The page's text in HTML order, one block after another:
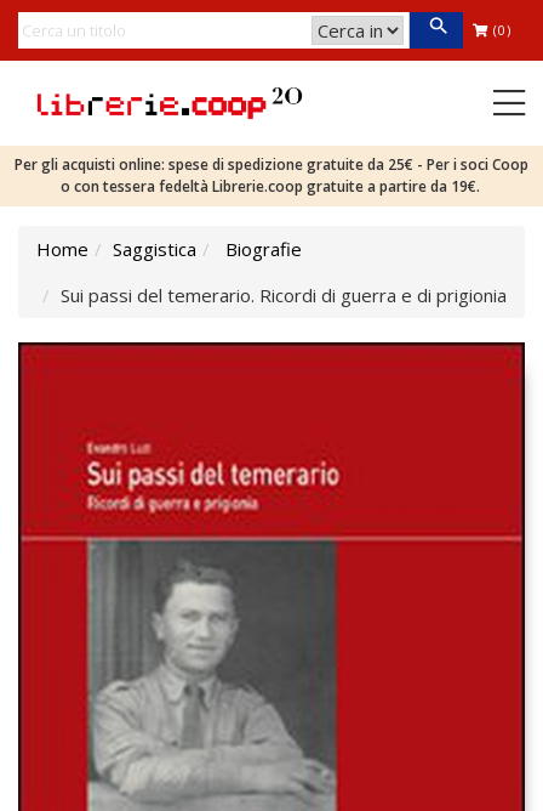
(0)
Per gli acquisti online: spese di spedizione gratuite da 25€ - Per i soci Coop
o con tessera fedeltà Librerie.coop gratuite a partire da 19€.
Home Saggistica
Biografie
Sui passi del temerario. Ricordi di guerra e di prigionia